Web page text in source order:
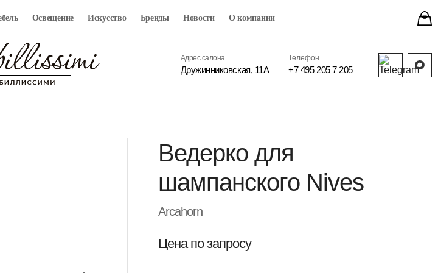
Освещение Искусство Бренды Новости О компании
Адрес салона
Дружинниковская, 11А
Телефон
+7 495 205 7 205
Ведерко для
шампанского Nives
Arcahorn
Цена по запросу